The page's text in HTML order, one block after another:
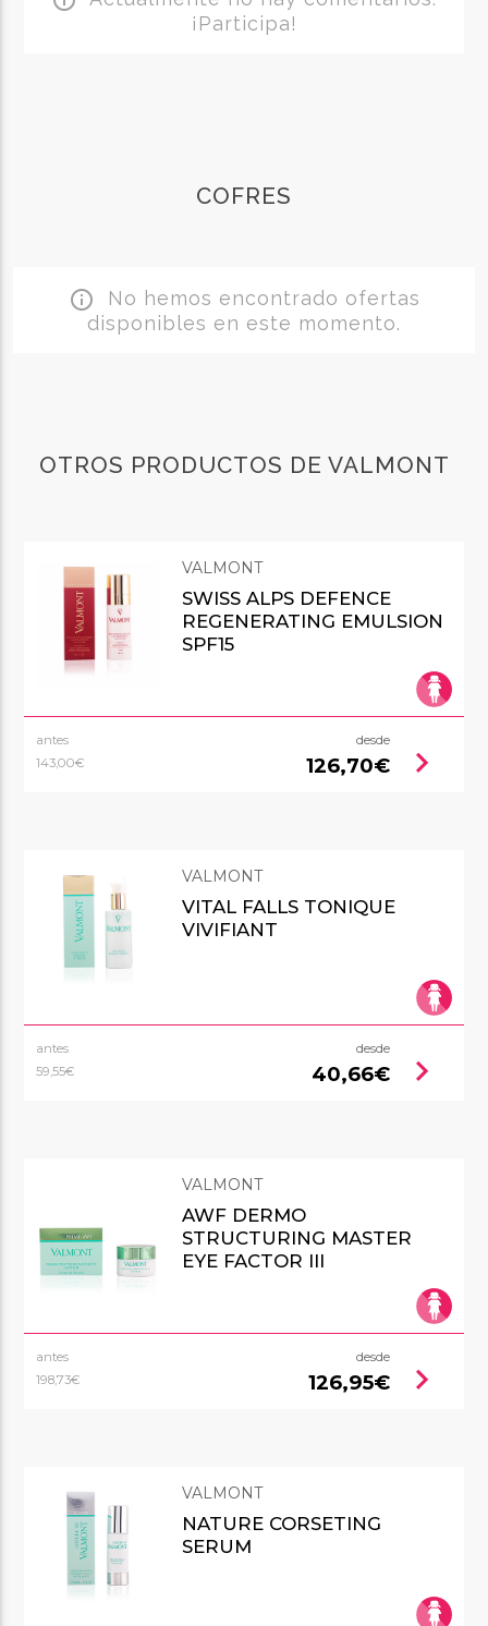
¡Participa!
COFRES
info_outline No hemos encontrado ofertas
disponibles en este momento.
OTROS PRODUCTOS DE VALMONT
VALMONT
SWISS ALPS DEFENCE
REGENERATING EMULSION
SPF15
antes
143,00€
desde
126,70€ chevron_right
VALMONT
VITAL FALLS TONIQUE
VIVIFIANT
antes
59,55€
desde
40,66€ chevron_right
VALMONT
AWF DERMO
STRUCTURING MASTER
EYE FACTOR III
antes
198,73€
desde
126,95€ chevron_right
VALMONT
NATURE CORSETING
SERUM